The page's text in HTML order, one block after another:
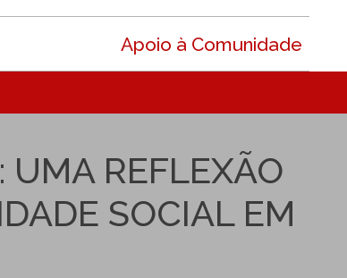
Apoio à Comunidade
UMA REFLEXÃO
SOCIAL EM